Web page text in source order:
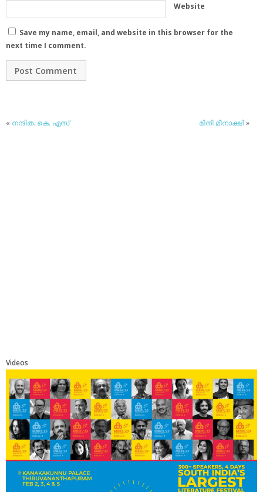
Website
Save my name, email, and website in this browser for the
next time I comment.
« നന്ദിത. കെ. എസ് മിനി മീനാക്ഷി»
Videos